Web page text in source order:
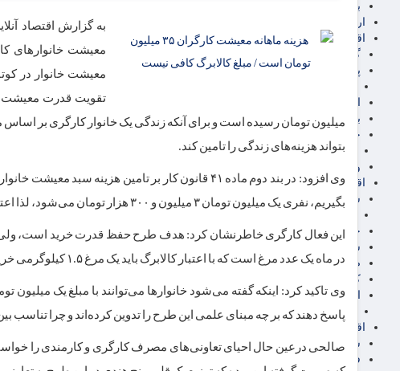
برق، آب و انرژی
ارز دیجیتال
اقتصاد اجتماعی
گردشگری
پزشکی، سلامت و زیبایی
بازنشستگان
حقوق و قضایی
دفتر وکیل
ورزشی
اقتصاد شهری و روستایی
شهر و مسکن و عمران
حمل و نقل
شهرک های صنعتی
صنایع غذایی
کشاورزی و دامداری
اخبار استان ها
استان تهران
اقتصاد بین الملل
سیاسی
فارکس
به گزارش اقتصاد
معیشت خانوارهای
معیشت خانوار در
بتواند هزینه‌های زندگی را تامین کند.
بگیریم، نفری یک میلیون تومان ۳ میلیون و ۳۰۰ هزار تومان می‌شود، لذا اعتبار یک میلیون تومانی تناسبی با معیار مربوطه و اساسا مصرف خانوار ندارد.
این فعال کارگری خاطرنشان کرد: هدف طرح حفظ قدرت خرید است،
در ماه یک عدد مرغ است که با اعتبار کالابرگ باید یک مرغ ۱.۵ کیلوگرمی خریداری کنند؟
پاسخ دهند که بر چه مبنای علمی این طرح را تدوین کرده‌اند و چرا تناسب
صالحی درعین حال احیای تعاونی‌های مصرف کارگری و کارمندی را